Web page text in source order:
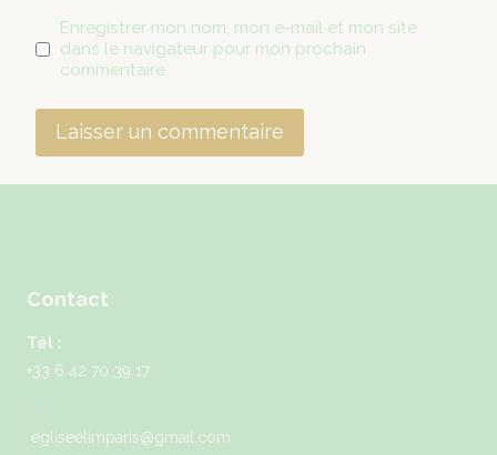
Enregistrer mon nom, mon e-mail et mon site
dans le navigateur pour mon prochain
commentaire.
Contact
Tél :
+33 6 42 70 39 17
egliseelimparis@gmail.com